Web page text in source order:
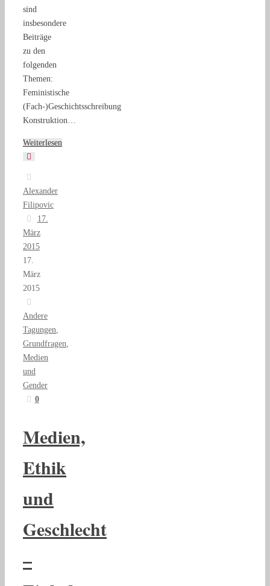
sind
insbesondere
Beiträge
zu den
folgenden
Themen:
Feministische
(Fach-)Geschichtsschreibung
Konstruktion…
Weiterlesen
Alexander
Filipovic
17.
März
2015
17.
März
2015
Andere
Tagungen
Grundfragen
Medien
und
Gender
0
Medien,
Ethik
und
Geschlecht
–